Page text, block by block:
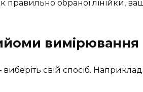
правильно обраної лінійки,
вимірювання
свій спосіб.